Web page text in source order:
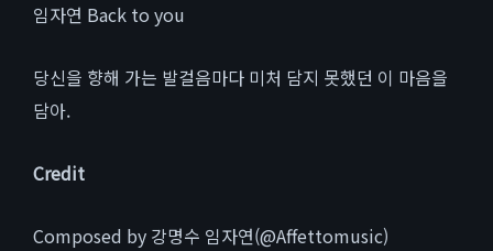
임자연 Back to you
당신을 향해 가는 발걸음마다 미처 담지 못했던 이 마음을
담아.
Credit
Composed by 강명수 임자연(@Affettomusic)